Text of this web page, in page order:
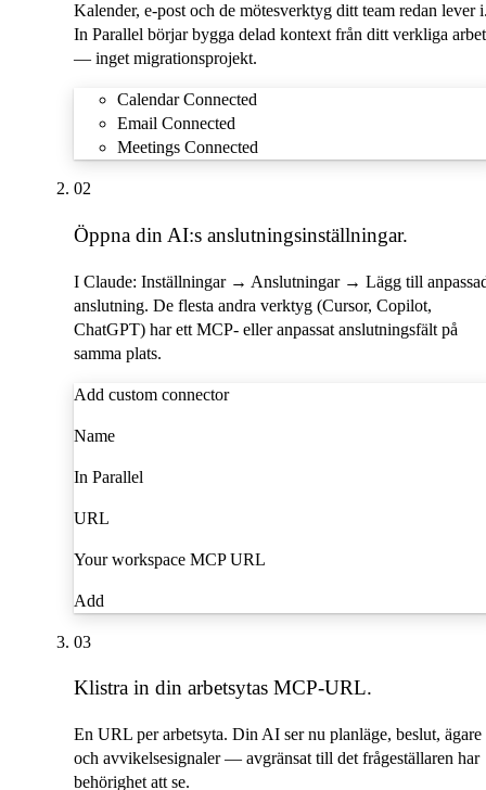
Kalender, e-post och de mötesverktyg ditt team redan lever
In Parallel börjar bygga delad kontext från ditt verkliga
— inget migrationsprojekt.
Calendar Connected
Email Connected
Meetings Connected
02
Öppna din AI:s anslutningsinställningar.
I Claude: Inställningar → Anslutningar → Lägg till
anslutning. De flesta andra verktyg (Cursor, Copilot,
ChatGPT) har ett MCP- eller anpassat anslutningsfält på
samma plats.
Add custom connector
Name
In Parallel
URL
Your workspace MCP URL
Add
03
Klistra in din arbetsytas MCP-URL.
En URL per arbetsyta. Din AI ser nu planläge, beslut, ägare
och avvikelsesignaler — avgränsat till det frågeställaren har
behörighet att se.